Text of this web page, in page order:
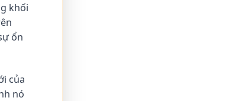
khối
ổn
của
nó